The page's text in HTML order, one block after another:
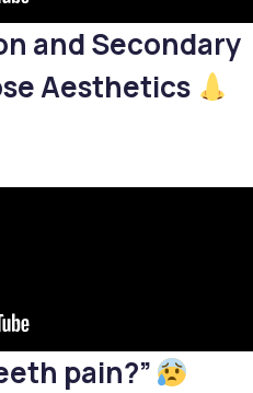
and Secondary
Aesthetics
pain?”